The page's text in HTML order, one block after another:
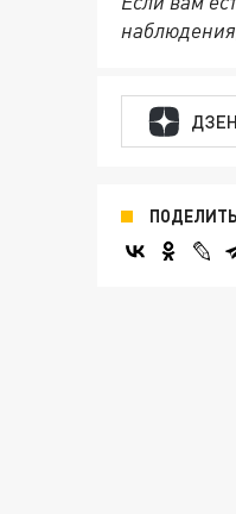
ДЗЕН